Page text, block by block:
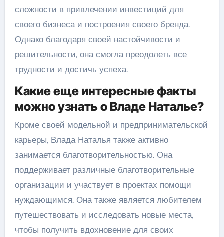
сложности в привлечении инвестиций для
своего бизнеса и построения своего бренда.
Однако благодаря своей настойчивости и
решительности, она смогла преодолеть все
трудности и достичь успеха.
Какие еще интересные факты
можно узнать о Владе Наталье?
Кроме своей модельной и предпринимательской
карьеры, Влада Наталья также активно
занимается благотворительностью. Она
поддерживает различные благотворительные
организации и участвует в проектах помощи
нуждающимся. Она также является любителем
путешествовать и исследовать новые места,
чтобы получить вдохновение для своих